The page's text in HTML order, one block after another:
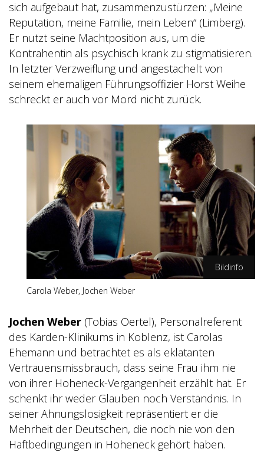
sich aufgebaut hat, zusammenzustürzen: „Meine
Reputation, meine Familie, mein Leben“ (Limberg).
Er nutzt seine Machtposition aus, um die
Kontrahentin als psychisch krank zu stigmatisieren.
In letzter Verzweiflung und angestachelt von
seinem ehemaligen Führungsoffizier Horst Weihe
schreckt er auch vor Mord nicht zurück.
Bildinfo
Carola Weber, Jochen Weber
Jochen Weber (Tobias Oertel), Personalreferent
des Karden-Klinikums in Koblenz, ist Carolas
Ehemann und betrachtet es als eklatanten
Vertrauensmissbrauch, dass seine Frau ihm nie
von ihrer Hoheneck-Vergangenheit erzählt hat. Er
schenkt ihr weder Glauben noch Verständnis. In
seiner Ahnungslosigkeit repräsentiert er die
Mehrheit der Deutschen, die noch nie von den
Haftbedingungen in Hoheneck gehört haben.